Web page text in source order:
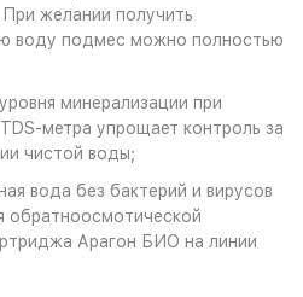
желании получить
воду подмес можно полностью
минерализации при
метра упрощает контроль за
чистой воды;
вода без бактерий и вирусов
обратноосмотической
Арагон БИО на линии